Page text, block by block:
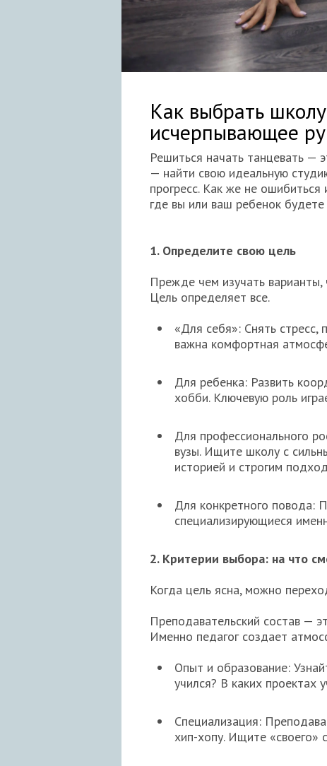
Как выбрать
исчерпывающее
Решиться начать танцевать
— найти свою идеальную
прогресс. Как же не
где вы или ваш ребенок
1. Определите свою цель
Прежде чем изучать варианты,
Цель определяет все.
«Для себя»: Снять стресс,
важна комфортная
Для ребенка: Развить
хобби. Ключевую роль
Для профессионального
вузы. Ищите школу с
историей и строгим
Для конкретного повода:
специализирующиеся
2. Критерии выбора: на что
Когда цель ясна, можно
Преподавательский состав —
Именно педагог создает
Опыт и образование:
учился? В каких проектах
Специализация:
хип-хопу. Ищите «своего»